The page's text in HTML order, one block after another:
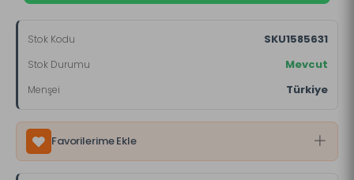
Stok Kodu SKU1585631
Stok Durumu Mevcut
Menşei Türkiye
Favorilerime Ekle